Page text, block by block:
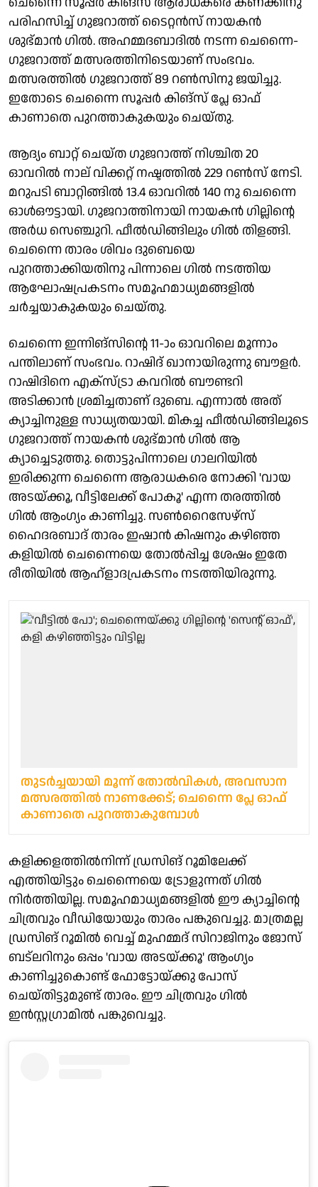
പരിഹസിച്ച് ഗുജറാത്ത് ടൈറ്റൻസ് നായകൻ
ശുഭ്‌മാൻ ഗിൽ. അഹമ്മദബാദിൽ നടന്ന ചെന്നൈ-
ഗുജറാത്ത് മത്സരത്തിനിടെയാണ് സംഭവം.
മത്സരത്തിൽ ഗുജറാത്ത് 89 റൺസിനു ജയിച്ചു.
ഇതോടെ ചെന്നൈ സൂപ്പർ കിങ്‌സ് പ്ലേ ഓഫ്
കാണാതെ പുറത്താകുകയും ചെയ്തു.
ആദ്യം ബാറ്റ് ചെയ്ത ഗുജറാത്ത് നിശ്ചിത 20
ഓവറിൽ നാല് വിക്കറ്റ് നഷ്ടത്തിൽ 229 റൺസ് നേടി.
മറുപടി ബാറ്റിങ്ങിൽ 13.4 ഓവറിൽ 140 നു ചെന്നൈ
ഓൾഔട്ടായി. ഗുജറാത്തിനായി നായകൻ ഗില്ലിന്റെ
അർധ സെഞ്ചുറി. ഫീൽഡിങ്ങിലും ഗിൽ തിളങ്ങി.
ചെന്നൈ താരം ശിവം ദുബെയെ
പുറത്താക്കിയതിനു പിന്നാലെ ഗിൽ നടത്തിയ
ആഘോഷപ്രകടനം സമൂഹമാധ്യമങ്ങളിൽ
ചർച്ചയാകുകയും ചെയ്തു.
ചെന്നൈ ഇന്നിങ്‌സിന്റെ 11-ാം ഓവറിലെ മൂന്നാം
പന്തിലാണ് സംഭവം. റാഷിദ് ഖാനായിരുന്നു ബൗളർ.
റാഷിദിനെ എക്‌സ്ട്രാ കവറിൽ ബൗണ്ടറി
അടിക്കാൻ ശ്രമിച്ചതാണ് ദുബെ. എന്നാൽ അത്
ക്യാച്ചിനുള്ള സാധ്യതയായി. മികച്ച ഫീൽഡിങ്ങിലൂടെ
ഗുജറാത്ത് നായകൻ ശുഭ്‌മാൻ ഗിൽ ആ
ക്യാച്ചെടുത്തു. തൊട്ടുപിന്നാലെ ഗാലറിയിൽ
ഇരിക്കുന്ന ചെന്നൈ ആരാധകരെ നോക്കി 'വായ
അടയ്ക്കൂ, വീട്ടിലേക്ക് പോകൂ' എന്ന തരത്തിൽ
ഗിൽ ആംഗ്യം കാണിച്ചു. സൺറൈസേഴ്‌സ്
ഹൈദരബാദ് താരം ഇഷാൻ കിഷനും കഴിഞ്ഞ
കളിയിൽ ചെന്നൈയെ തോൽപ്പിച്ച ശേഷം ഇതേ
രീതിയിൽ ആഹ്ളാദപ്രകടനം നടത്തിയിരുന്നു.
തുടർച്ചയായി മൂന്ന് തോൽവികൾ, അവസാന
മത്സരത്തിൽ നാണക്കേട്; ചെന്നൈ പ്ലേ ഓഫ്
കാണാതെ പുറത്താകുമ്പോൾ
കളിക്കളത്തിൽനിന്ന് ഡ്രസിങ് റൂമിലേക്ക്
എത്തിയിട്ടും ചെന്നൈയെ ട്രോളുന്നത് ഗിൽ
നിർത്തിയില്ല. സമൂഹമാധ്യമങ്ങളിൽ ഈ ക്യാച്ചിന്റെ
ചിത്രവും വീഡിയോയും താരം പങ്കുവെച്ചു. മാത്രമല്ല
ഡ്രസിങ് റൂമിൽ വെച്ച് മുഹമ്മദ് സിറാജിനും ജോസ്
ബട്‌ലറിനും ഒപ്പം 'വായ അടയ്ക്കൂ' ആംഗ്യം
കാണിച്ചുകൊണ്ട് ഫോട്ടോയ്ക്കു പോസ്
ചെയ്തിട്ടുമുണ്ട് താരം. ഈ ചിത്രവും ഗിൽ
ഇൻസ്റ്റഗ്രാമിൽ പങ്കുവെച്ചു.